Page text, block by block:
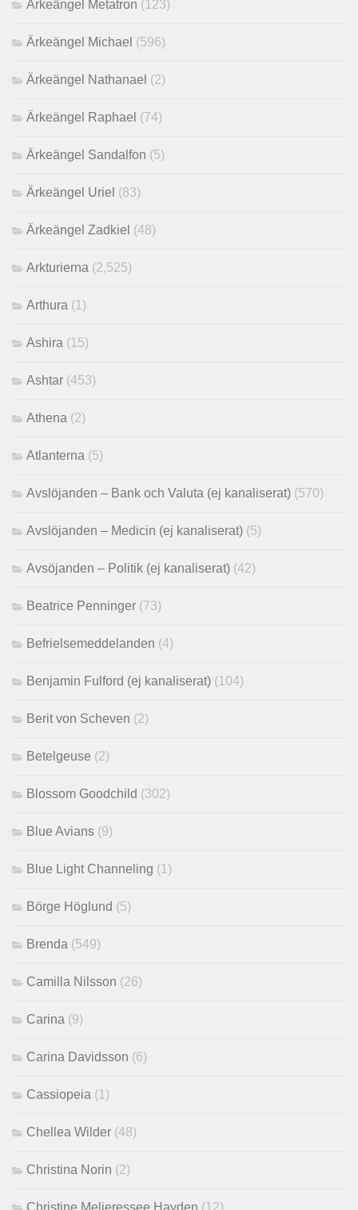
Ärkeängel Metatron (123)
Ärkeängel Michael (596)
Ärkeängel Nathanael (2)
Ärkeängel Raphael (74)
Ärkeängel Sandalfon (5)
Ärkeängel Uriel (83)
Ärkeängel Zadkiel (48)
Arkturierna (2,525)
Arthura (1)
Ashira (15)
Ashtar (453)
Athena (2)
Atlanterna (5)
Avslöjanden – Bank och Valuta (ej kanaliserat) (570)
Avslöjanden – Medicin (ej kanaliserat) (5)
Avsöjanden – Politik (ej kanaliserat) (42)
Beatrice Penninger (73)
Befrielsemeddelanden (4)
Benjamin Fulford (ej kanaliserat) (104)
Berit von Scheven (2)
Betelgeuse (2)
Blossom Goodchild (302)
Blue Avians (9)
Blue Light Channeling (1)
Börge Höglund (5)
Brenda (549)
Camilla Nilsson (26)
Carina (9)
Carina Davidsson (6)
Cassiopeia (1)
Chellea Wilder (48)
Christina Norin (2)
Christine Melieressee Hayden (12)